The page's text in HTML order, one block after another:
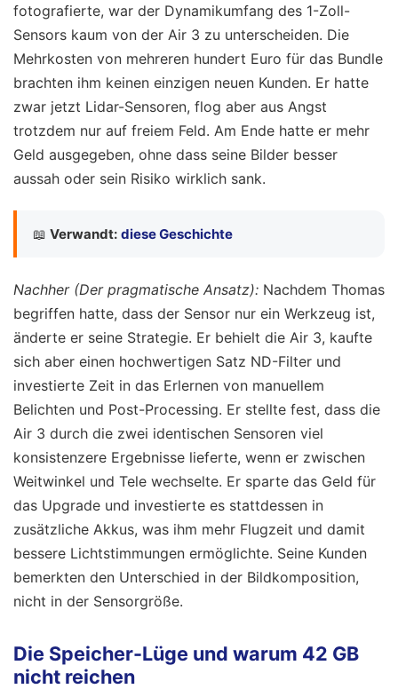
fotografierte, war der Dynamikumfang des 1-Zoll-
Sensors kaum von der Air 3 zu unterscheiden. Die
Mehrkosten von mehreren hundert Euro für das Bundle
brachten ihm keinen einzigen neuen Kunden. Er hatte
zwar jetzt Lidar-Sensoren, flog aber aus Angst
trotzdem nur auf freiem Feld. Am Ende hatte er mehr
Geld ausgegeben, ohne dass seine Bilder besser
aussah oder sein Risiko wirklich sank.
📖 Verwandt: diese Geschichte
Nachher (Der pragmatische Ansatz): Nachdem Thomas
begriffen hatte, dass der Sensor nur ein Werkzeug ist,
änderte er seine Strategie. Er behielt die Air 3, kaufte
sich aber einen hochwertigen Satz ND-Filter und
investierte Zeit in das Erlernen von manuellem
Belichten und Post-Processing. Er stellte fest, dass die
Air 3 durch die zwei identischen Sensoren viel
konsistenzere Ergebnisse lieferte, wenn er zwischen
Weitwinkel und Tele wechselte. Er sparte das Geld für
das Upgrade und investierte es stattdessen in
zusätzliche Akkus, was ihm mehr Flugzeit und damit
bessere Lichtstimmungen ermöglichte. Seine Kunden
bemerkten den Unterschied in der Bildkomposition,
nicht in der Sensorgröße.
Die Speicher-Lüge und warum 42 GB
nicht reichen